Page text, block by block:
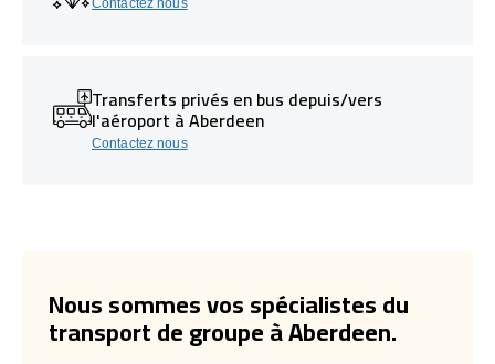
Transferts privés en bus depuis/vers
l'aéroport à Aberdeen
Contactez nous
Nous sommes vos spécialistes du
transport de groupe à Aberdeen.